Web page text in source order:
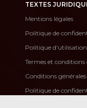
TEXTES
Mentions légales
Politique de
Politique d'utilisation
Termes et
Conditions
Politique de